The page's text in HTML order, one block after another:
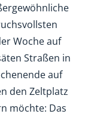
Woche auf
Straßen in
auf
den Zeltplatz
möchte: Das